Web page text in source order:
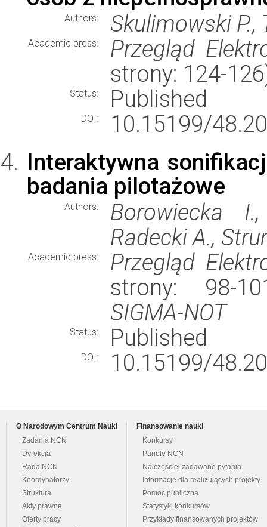
Authors: Skulimowski P.,
Academic press:
Przegląd
strony: 124-
Status: Published
DOI:
10.15199/
Interaktywna
badania pilotażowe
Authors:
Borowiecka
Radecki A.,
Academic press:
Przegląd
strony: 98-
SIGMA-NOT
Status: Published
DOI: 10.15199/
O Narodowym Centrum Nauki
Zadania NCN
Dyrekcja
Rada NCN
Koordynatorzy
Struktura
Akty prawne
Oferty pracy
Finansowanie nauki
Konkursy
Panele NCN
Najczęściej zadawane pytania
Informacje dla realizujących projekty
Pomoc publiczna
Statystyki konkursów
Przykłady finansowanych projektów